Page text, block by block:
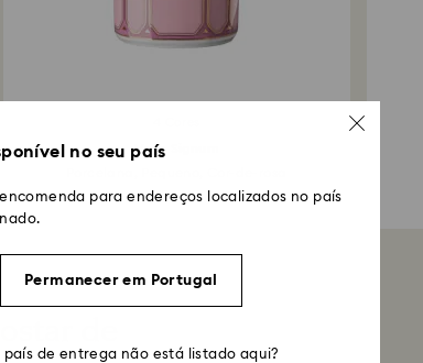
Vaso Signum
75 EUR
no seu país
para endereços localizados no país
Permanecer em Portugal
de entrega não está listado aqui?